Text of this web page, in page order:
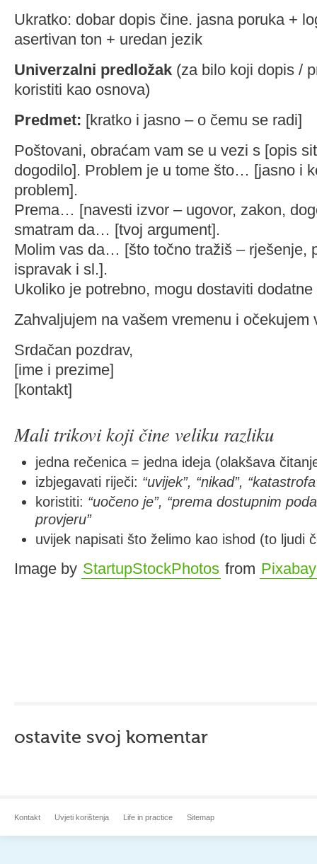
Ukratko: dobar dopis čine. jasna poruka +
asertivan ton + uredan jezik
Univerzalni predložak (za bilo koji dopis /
koristiti kao osnova)
Predmet: [kratko i jasno – o čemu se radi]
Poštovani, obraćam vam se u vezi s [opis
dogodilo]. Problem je u tome što… [jasno i
problem].
Prema… [navesti izvor – ugovor, zakon,
smatram da… [tvoj argument].
Molim vas da… [što točno tražiš – rješenje,
ispravak i sl.].
Ukoliko je potrebno, mogu dostaviti
Zahvaljujem na vašem vremenu i očekujem
Srdačan pozdrav,
[ime i prezime]
[kontakt]
Mali trikovi koji čine veliku razliku
jedna rečenica = jedna ideja (olakšava
izbjegavati riječi: “uvijek”, “nikad”,
koristiti: “uočeno je”, “prema dostupnim
provjeru”
uvijek napisati što želimo kao ishod (to ljudi
Image by StartupStockPhotos from Pixabay
ostavite svoj komentar
Kontakt Uvjeti korištenja Life in practice Sitemap